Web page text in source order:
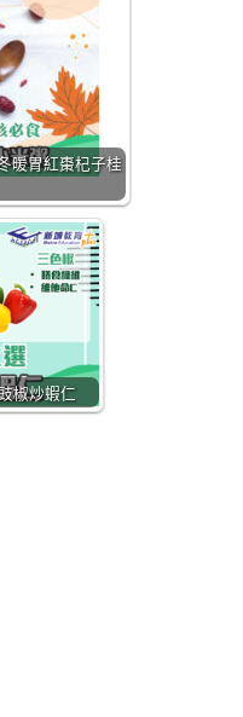
暖胃紅棗杞子桂
椒炒蝦仁